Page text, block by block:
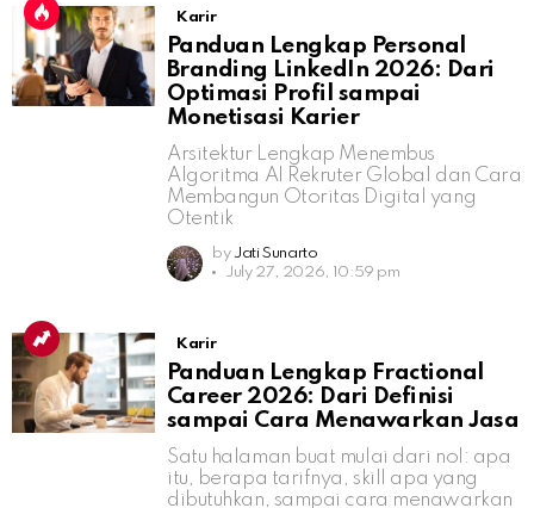
Karir
Panduan Lengkap Personal
Branding LinkedIn 2026: Dari
Optimasi Profil sampai
Monetisasi Karier
Arsitektur Lengkap Menembus
Algoritma AI Rekruter Global dan Cara
Membangun Otoritas Digital yang
Otentik
by Jati Sunarto
July 27, 2026, 10:59 pm
Karir
Panduan Lengkap Fractional
Career 2026: Dari Definisi
sampai Cara Menawarkan Jasa
Satu halaman buat mulai dari nol: apa
itu, berapa tarifnya, skill apa yang
dibutuhkan, sampai cara menawarkan